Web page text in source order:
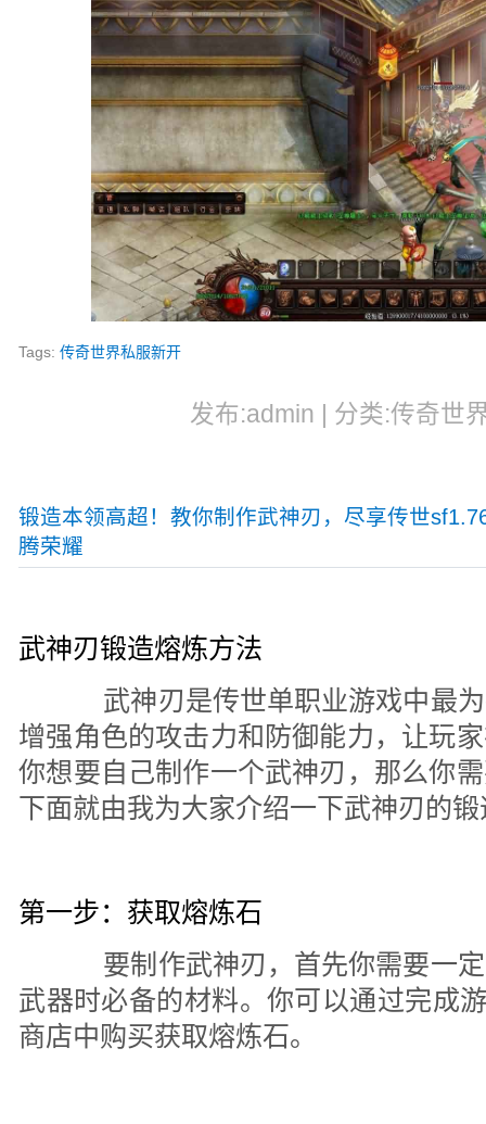
Tags:传奇世界私服新开
发布:admin | 分类:传奇世
锻造本领高超！教你制作武神刃，尽享传世
腾荣耀
武神刃锻造熔炼方法
武神刃是传世单职业游戏中最为
增强角色的攻击力和防御能力，让玩
你想要自己制作一个武神刃，那么你
下面就由我为大家介绍一下武神刃的
第一步：获取熔炼石
要制作武神刃，首先你需要一定
武器时必备的材料。你可以通过完成
商店中购买获取熔炼石。